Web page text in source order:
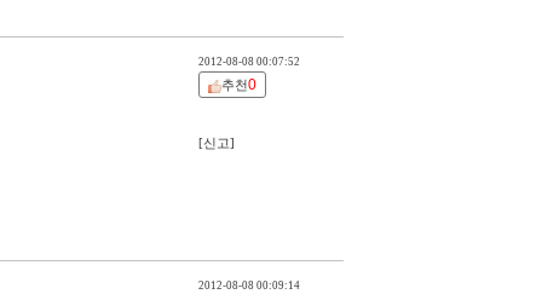
2012-08-08 00:07:52
추천0
[신고]
2012-08-08 00:09:14